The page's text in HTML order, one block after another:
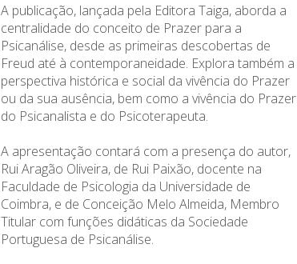
A publicação, lançada pela Editora Taiga, aborda a
centralidade do conceito de Prazer para a
Psicanálise, desde as primeiras descobertas de
Freud até à contemporaneidade. Explora também a
perspectiva histórica e social da vivência do Prazer
ou da sua ausência, bem como a vivência do Prazer
do Psicanalista e do Psicoterapeuta.
A apresentação contará com a presença do autor,
Rui Aragão Oliveira, de Rui Paixão, docente na
Faculdade de Psicologia da Universidade de
Coimbra, e de Conceição Melo Almeida, Membro
Titular com funções didáticas da Sociedade
Portuguesa de Psicanálise.